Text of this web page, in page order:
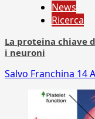
News
Ricerca
La proteina chiave
i neuroni
Salvo Franchina 14